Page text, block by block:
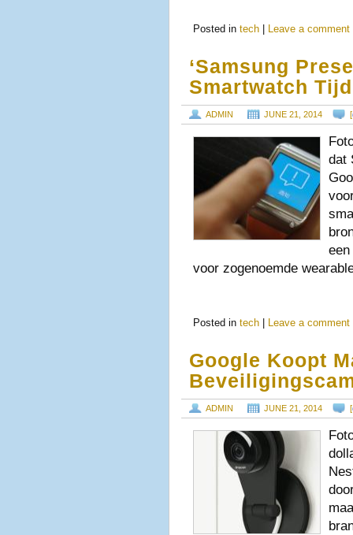
Posted in tech Leave a comment
‘Samsung
Smartwatch
ADMIN JUNE 21, 2014 [
dat
voor zogenoemde
Posted in tech Leave a comment
Google Koopt
ADMIN JUNE 21, 2014 [